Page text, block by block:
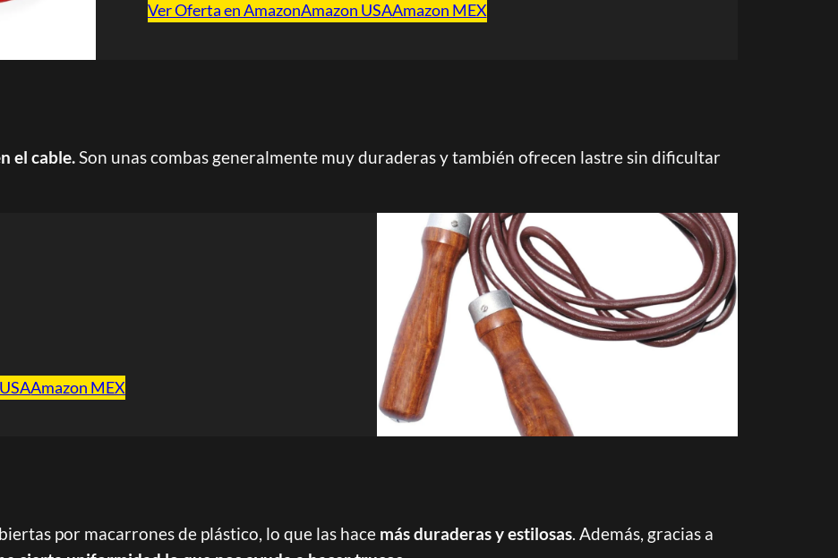
Ver Oferta en AmazonAmazon USAAmazon MEX
el cable.Son unas combas generalmente muy duraderas y también ofrecen lastre sin dificultar
Amazon MEX
por macarrones de plástico, lo que las hace más duraderas y estilosas. Además, gracias a